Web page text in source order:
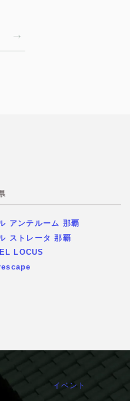
アンテルーム 那覇
ストレータ 那覇
LOCUS
イベント